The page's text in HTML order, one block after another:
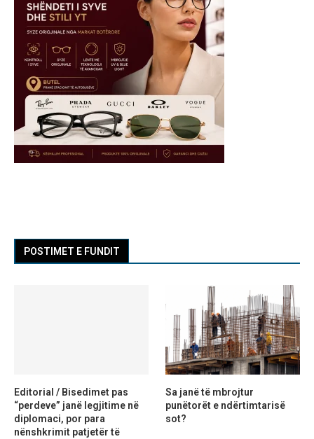
POSTIMET E FUNDIT
Editorial / Bisedimet pas
“perdeve” janë legjitime në
diplomaci, por para
nënshkrimit patjetër të
Sa janë të mbrojtur
punëtorët e ndërtimtarisë
sot?